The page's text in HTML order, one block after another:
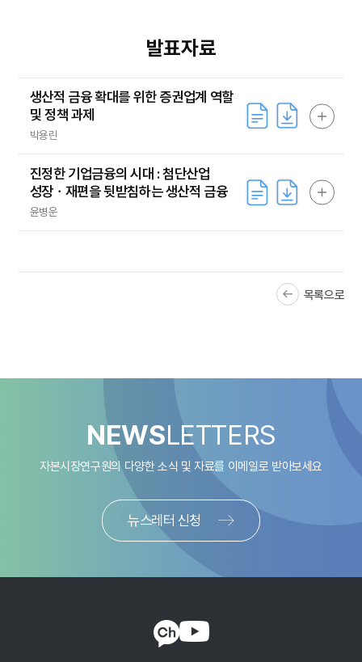
발표자료
생산적 금융 확대를 위한 증권업계 역할
및 정책 과제
박용린
진정한 기업금융의 시대 : 첨단산업
성장ㆍ재편을 뒷받침하는 생산적 금융
윤병운
목록으로
NEWSLETTERS
자본시장연구원의 다양한 소식 및 자료를 이메일로 받아보세요
뉴스레터 신청